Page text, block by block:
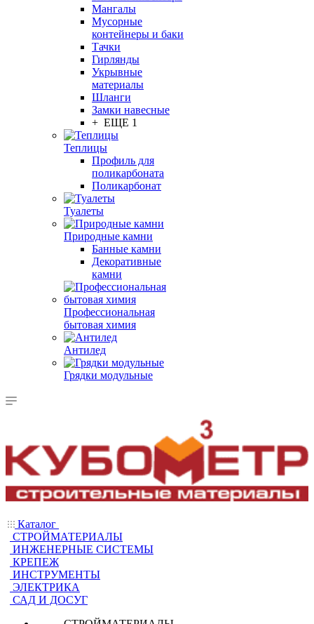
Мангалы
Мусорные
контейнеры и баки
Тачки
Гирлянды
Укрывные
материалы
Шланги
Замки навесные
+ ЕЩЕ 1
Теплицы
Профиль для
поликарбоната
Поликарбонат
Туалеты
Природные камни
Банные камни
Декоративные
камни
Профессиональная
бытовая химия
Антилед
Грядки модульные
Каталог
СТРОЙМАТЕРИАЛЫ
ИНЖЕНЕРНЫЕ СИСТЕМЫ
КРЕПЕЖ
ИНСТРУМЕНТЫ
ЭЛЕКТРИКА
САД И ДОСУГ